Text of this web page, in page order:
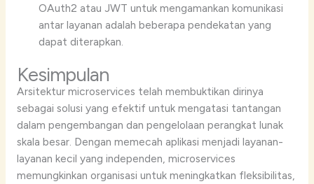
OAuth2 atau JWT untuk mengamankan komunikasi
antar layanan adalah beberapa pendekatan yang
dapat diterapkan.
Kesimpulan
Arsitektur microservices telah membuktikan dirinya
sebagai solusi yang efektif untuk mengatasi tantangan
dalam pengembangan dan pengelolaan perangkat lunak
skala besar. Dengan memecah aplikasi menjadi layanan-
layanan kecil yang independen, microservices
memungkinkan organisasi untuk meningkatkan fleksibilitas,